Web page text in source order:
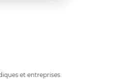
et entreprises.